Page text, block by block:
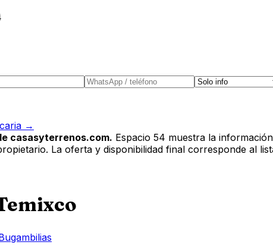
→
casasyterrenos.com. Espacio 54 muestra la
La oferta y disponibilidad final corresponde al